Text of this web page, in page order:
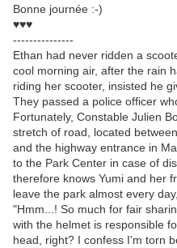
Bonne journée :-)
♥♥♥
---------------
Ethan had never ridden a
cool morning air, after the rain
riding her scooter, insisted he
They passed a police officer
Fortunately, Constable Julien
stretch of road, located
and the highway entrance in
to the Park Center in case of
therefore knows Yumi and her
leave the park almost every
"Hmm...! So much for fair
with the helmet is responsible
head, right? I confess I'm torn